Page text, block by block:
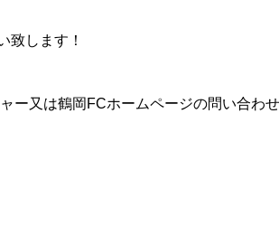
致します！
ー又は鶴岡FCホームページの問い合わ